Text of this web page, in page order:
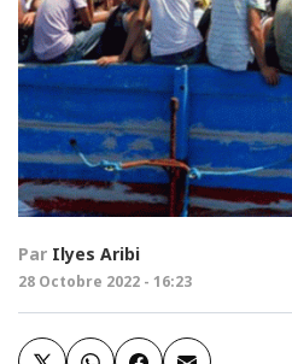
Par Ilyes Aribi
28 Octobre 2022 - 16:23